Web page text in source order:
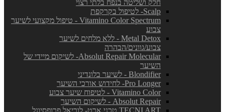
חלק ושליטה בנפח בלתי רצוי
Scalp- לטיפול בקרקפת
Vitamino Color Spectrum - טיפול מקצועי לשיער
צבוע
Metal Detox - ללא מלחים לשיער
צבוע/גוונים/הבהרה
Absolut Repair Molecular- לשיקום מיידי של
השיער
Blondifier - לשיער בלונדיני
Pro Longer- לחידוש אורכי השיער
Vitamino Color - לטיפוח שיער צבוע
Absolut Repair - לשיקום השיער
TECNI ART טכני ארט- לוריאל פרופסיונל